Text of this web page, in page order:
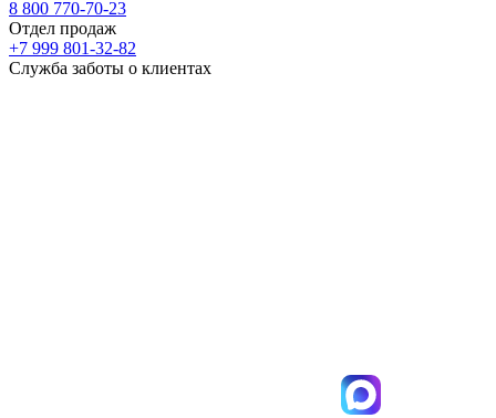
8 800 770-70-23
Отдел продаж
+7 999 801-32-82
Служба заботы о клиентах